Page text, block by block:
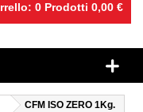
0 Prodotti 0,00 €
CFM ISO ZERO 1Kg.